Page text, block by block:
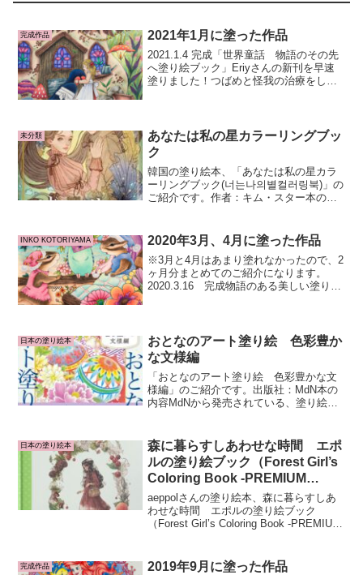
完成作品 2021年1月に塗った作品
2021.1.4 完成「世界童話 物語のその先
へ塗り絵ブック」Eriyさんの新刊を早速
塗りました！つばめと怪我の治療をして
まいま...
未分類
あなたは私の星カラーリングブッ
ク
韓国の塗り絵本、「あなたは私の星カラ
ーリングブック(너는나의별컬러링북)」の
ご紹介です。作者：キム・スター本の内
ブックです。星座、誕生石、花言葉など
幻想的な素材と東洋、...
INKO KOTORIYAMA 2020年3月、4月に塗った作品
※3月と4月はあまり塗れなかったので、2
ヶ月分まとめてのご紹介になります。
2020.3.16 完成物語のある美しい塗り
な...
日本の塗り絵本
おとなのアート塗り絵 色彩豊か
な文様編
「おとなのアート塗り絵 色彩豊かな文
様編」のご紹介です。出版社：MdN本の
内容MdNから発売されている、塗り絵で
弾。今作は伝統の和柄の文様の塗り絵で
す。「葵」「鴨」「孔...
日本の塗り絵本
森に暮らすしあわせな時間 エポ
ルの塗り絵ブック（Forest Girl’s
Coloring Book -PREMIUM
EDITION-)
aeppolさんの塗り絵本、森に暮らすしあ
わせな時間 エポルの塗り絵ブック
（Forest Girl’s Coloring Book -PREMIUM
ト...
完成作品 2019年9月に塗った作品